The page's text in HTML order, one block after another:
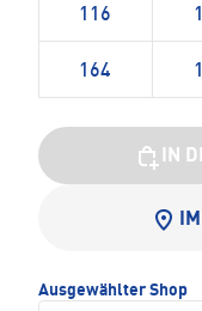
116
164
IN
Ausgewählter Shop